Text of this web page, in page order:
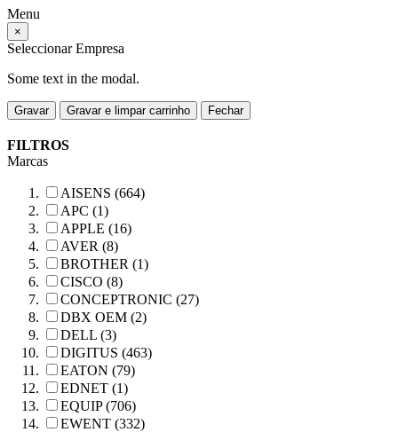
Menu
×
Seleccionar Empresa
Some text in the modal.
Gravar Gravar e limpar carrinho Fechar
FILTROS
Marcas
AISENS (664)
APC (1)
APPLE (16)
AVER (8)
BROTHER (1)
CISCO (8)
CONCEPTRONIC (27)
DBX OEM (2)
DELL (3)
DIGITUS (463)
EATON (79)
EDNET (1)
EQUIP (706)
EWENT (332)